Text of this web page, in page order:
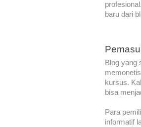
baru dari
Blog yang
kursus.
bisa
Para
informatif